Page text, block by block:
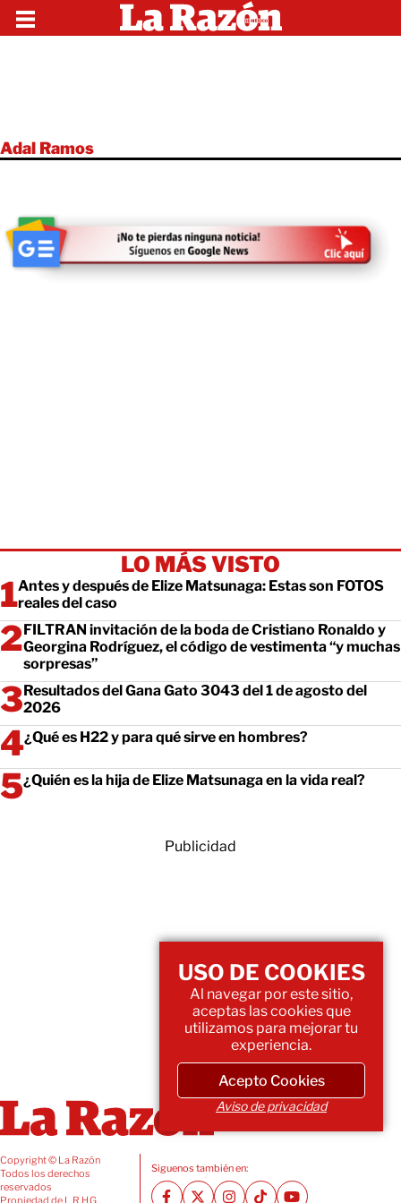
Adal Ramos
LO MÁS VISTO
Antes y después de Elize Matsunaga: Estas son FOTOS
reales del caso
FILTRAN invitación de la boda de Cristiano Ronaldo y
Georgina Rodríguez, el código de vestimenta “y muchas
sorpresas”
Resultados del Gana Gato 3043 del 1 de agosto del
2026
¿Qué es H22 y para qué sirve en hombres?
¿Quién es la hija de Elize Matsunaga en la vida real?
Publicidad
Copyright © La Razón
Todos los derechos
reservados
Propiedad de L.R.H.G.
Siguenos también en:
USO DE COOKIES
Al navegar por este sitio,
aceptas las cookies que
utilizamos para mejorar tu
experiencia.
Acepto Cookies
Aviso de privacidad